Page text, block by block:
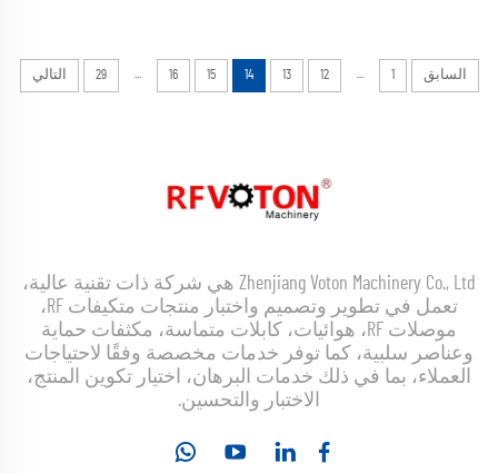
السابق 1
...
12
13
14
15
16
...
29 التالي
Zhenjiang Voton Machinery Co., Ltd هي شركة ذات تقنية عالية،
تعمل في تطوير وتصميم واختبار منتجات متكيفات RF،
موصلات RF، هوائيات، كابلات متماسة، مكثفات حماية
وعناصر سلبية، كما توفر خدمات مخصصة وفقًا لاحتياجات
العملاء، بما في ذلك خدمات البرهان، اختيار تكوين المنتج،
الاختبار والتحسين.